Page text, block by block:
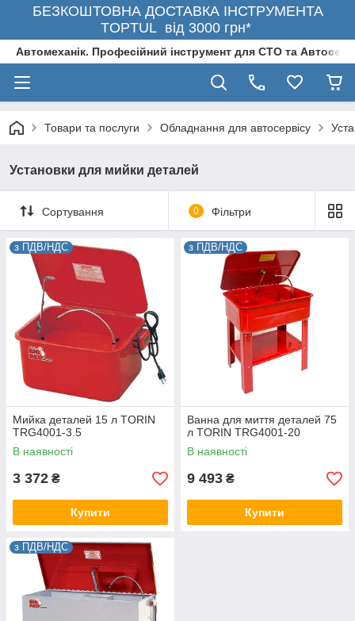
БЕЗКОШТОВНА ДОСТАВКА ІНСТРУМЕНТА
TOPTUL від 3000 грн*
Автомеханік. Професійний інструмент для СТО та
Товари та послуги Обладнання для автосервісу
Установки для мийки деталей
Сортування 0 Фільтри
з ПДВ/НДС
Мийка деталей 15 л TORIN
TRG4001-3.5
В наявності
3 372 ₴
Купити
з ПДВ/НДС
Ванна для миття деталей 75
л TORIN TRG4001-20
В наявності
9 493 ₴
Купити
з ПДВ/НДС